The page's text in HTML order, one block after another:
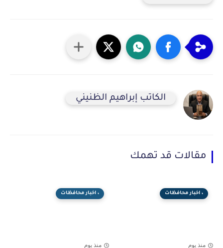
الكاتب إبراهيم الظنيني
مقالات قد تهمك
، اخبار محافظات
منذ يوم
، اخبار محافظات
منذ يوم